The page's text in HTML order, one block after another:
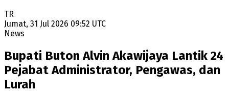
TR
Jumat, 31 Jul 2026 09:52 UTC
News
Bupati Buton Alvin Akawijaya Lantik 24
Pejabat Administrator, Pengawas, dan
Lurah